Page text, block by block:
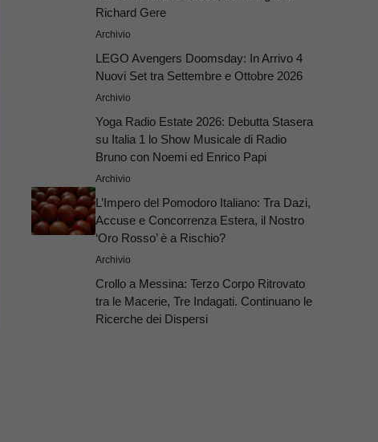
Richard Gere
Archivio
LEGO Avengers Doomsday: In Arrivo 4
Nuovi Set tra Settembre e Ottobre 2026
Archivio
Yoga Radio Estate 2026: Debutta Stasera
su Italia 1 lo Show Musicale di Radio
Bruno con Noemi ed Enrico Papi
Archivio
L’Impero del Pomodoro Italiano: Tra Dazi,
Accuse e Concorrenza Estera, il Nostro
‘Oro Rosso’ è a Rischio?
Archivio
Crollo a Messina: Terzo Corpo Ritrovato
tra le Macerie, Tre Indagati. Continuano le
Ricerche dei Dispersi